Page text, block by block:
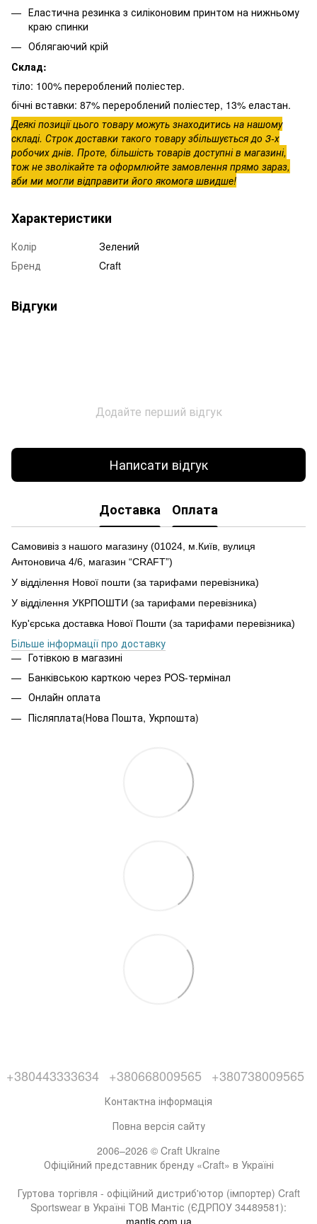
Еластична резинка з силіконовим принтом на нижньому
краю спинки
Облягаючий крій
Склад:
тіло: 100% перероблений поліестер.
бічні вставки: 87% перероблений поліестер, 13% еластан.
Деякі позиції цього товару можуть знаходитись на нашому
складі. Строк доставки такого товару збільшується до 3-х
робочих днів. Проте, більшість товарів доступні в магазині,
тож не зволікайте та оформлюйте замовлення прямо зараз,
аби ми могли відправити його якомога швидше!
Характеристики
Колір
Зелений
Бренд
Craft
Відгуки
Додайте перший відгук
Написати відгук
Доставка Оплата
Самовивіз з нашого магазину (01024, м.Київ, вулиця
Антоновича 4/6, магазин “CRAFT”)
У відділення Нової пошти (за тарифами перевізника)
У відділення УКРПОШТИ (за тарифами перевізника)
Кур'єрська доставка Нової Пошти (за тарифами перевізника)
Більше інформації про доставку
Готівкою в магазині
Банківською карткою через POS-термінал
Онлайн оплата
Післяплата(Нова Пошта, Укрпошта)
+380443333634 +380668009565 +380738009565
Контактна інформація
Повна версія сайту
2006–2026 © Craft Ukraine
Офіційний представник бренду «Craft» в Україні
Гуртова торгівля - офіційний дистриб'ютор (імпортер) Craft
Sportswear в Україні ТОВ Мантіс (ЄДРПОУ 34489581):
mantis.com.ua